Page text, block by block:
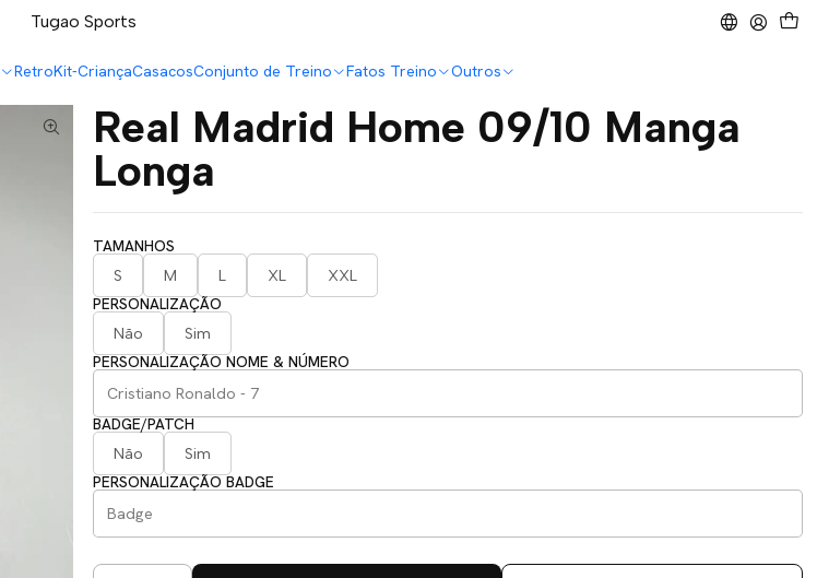
Tugao Sports
RetroKit-CriançaCasacosConjunto de Treino Fatos Treino Outros
LEVA 5 PAGA 4 NA TUGÃO
Real Madrid Home 09/10 Manga
Longa
TAMANHOS
S
M L XL
XXL
PERSONALIZAÇÃO
Não
Sim
PERSONALIZAÇÃO NOME & NÚMERO
BADGE/PATCH
Não
Sim
PERSONALIZAÇÃO BADGE